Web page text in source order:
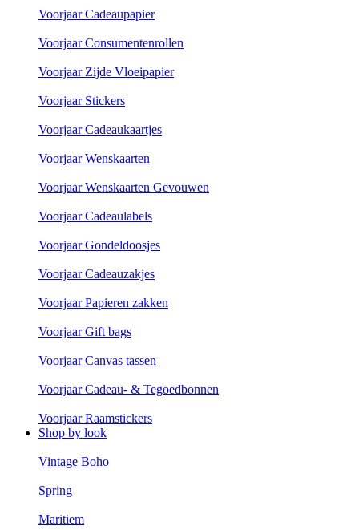
Voorjaar Cadeaupapier
Voorjaar Consumentenrollen
Voorjaar Zijde Vloeipapier
Voorjaar Stickers
Voorjaar Cadeaukaartjes
Voorjaar Wenskaarten
Voorjaar Wenskaarten Gevouwen
Voorjaar Cadeaulabels
Voorjaar Gondeldoosjes
Voorjaar Cadeauzakjes
Voorjaar Papieren zakken
Voorjaar Gift bags
Voorjaar Canvas tassen
Voorjaar Cadeau- & Tegoedbonnen
Voorjaar Raamstickers
Shop by look
Vintage Boho
Spring
Maritiem